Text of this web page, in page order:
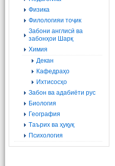
Физика
Филологияи тоҷик
Забони англисӣ ва
забонҳои Шарқ
Химия
Декан
Кафедраҳо
Ихтисосҳо
Забон ва адабиёти рус
Биология
География
Tаърих ва ҳуқуқ
Психология